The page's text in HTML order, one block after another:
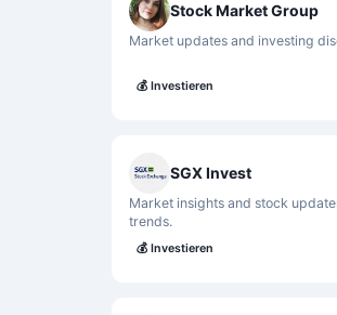
Stock Market Group
Market updates and investing
💰 Investieren
SGX Invest
Market insights and stock
trends.
💰 Investieren